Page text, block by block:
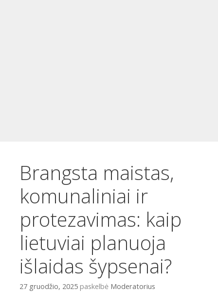
Brangsta maistas,
komunaliniai ir
protezavimas: kaip
lietuviai planuoja
išlaidas šypsenai?
27 gruodžio, 2025 paskelbė Moderatorius